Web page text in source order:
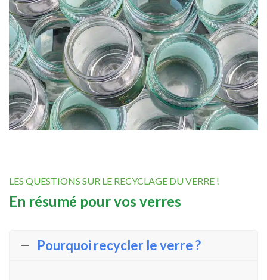
LES QUESTIONS SUR LE RECYCLAGE DU VERRE !
En résumé pour vos verres
Pourquoi recycler le verre ?